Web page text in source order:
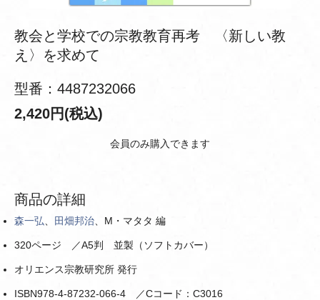
教会と学校での宗教教育再考 〈新しい教
え〉を求めて
型番：4487232066
2,420円(税込)
会員のみ購入できます
商品の詳細
森一弘 田畑邦治 、M・マタタ 編
320ページ ／A5判 並製（ソフトカバー）
オリエンス宗教研究所 発行
ISBN978-4-87232-066-4 ／Cコード：C3016